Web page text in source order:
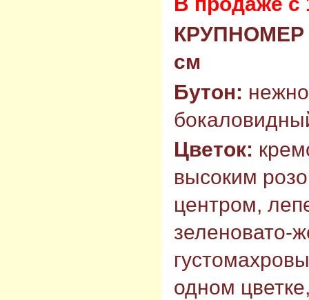
КРУПНОМЕР
см
Бутон:
Цветок:
высоким
центром,
зеленовато-
одном